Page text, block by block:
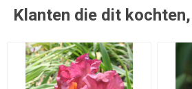
Klanten die dit